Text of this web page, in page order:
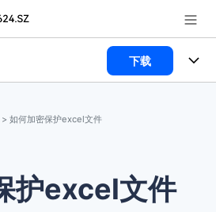
下载
> 如何加密保护excel文件
护excel文件